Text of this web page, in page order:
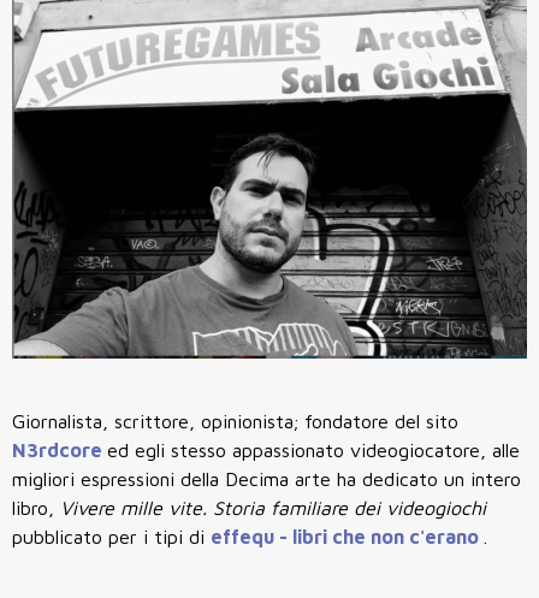
Giornalista, scrittore, opinionista; fondatore del sito
N3rdcore ed egli stesso appassionato videogiocatore, alle
migliori espressioni della Decima arte ha dedicato un intero
libro,
Vivere mille vite. Storia familiare dei videogiochi
pubblicato per i tipi di effequ - libri che non c'erano